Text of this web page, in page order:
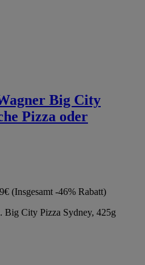
Big City
Pizza oder
(Insgesamt -46% Rabatt)
Big City Pizza Sydney, 425g